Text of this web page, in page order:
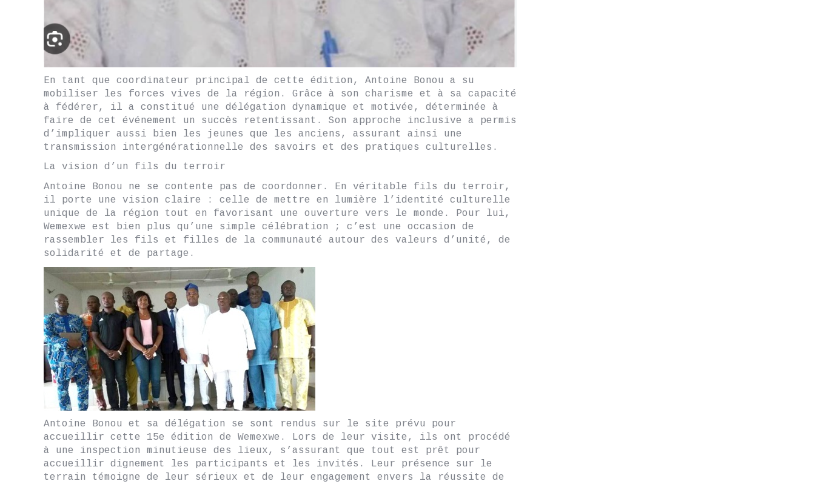
En tant que coordinateur principal de cette édition, Antoine Bonou a su
mobiliser les forces vives de la région. Grâce à son charisme et à sa capacité
à fédérer, il a constitué une délégation dynamique et motivée, déterminée à
faire de cet événement un succès retentissant. Son approche inclusive a permis
d’impliquer aussi bien les jeunes que les anciens, assurant ainsi une
transmission intergénérationnelle des savoirs et des pratiques culturelles.
La vision d’un fils du terroir
Antoine Bonou ne se contente pas de coordonner. En véritable fils du terroir,
il porte une vision claire : celle de mettre en lumière l’identité culturelle
unique de la région tout en favorisant une ouverture vers le monde. Pour lui,
Wemexwe est bien plus qu’une simple célébration ; c’est une occasion de
rassembler les fils et filles de la communauté autour des valeurs d’unité, de
solidarité et de partage.
Antoine Bonou et sa délégation se sont rendus sur le site prévu pour
accueillir cette 15e édition de Wemexwe. Lors de leur visite, ils ont procédé
à une inspection minutieuse des lieux, s’assurant que tout est prêt pour
accueillir dignement les participants et les invités. Leur présence sur le
terrain témoigne de leur sérieux et de leur engagement envers la réussite de